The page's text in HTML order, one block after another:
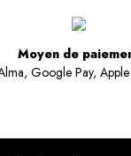
Moyen de
Google Pay,